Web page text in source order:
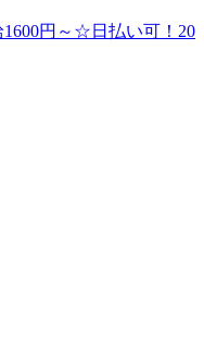
円～☆日払い可！20